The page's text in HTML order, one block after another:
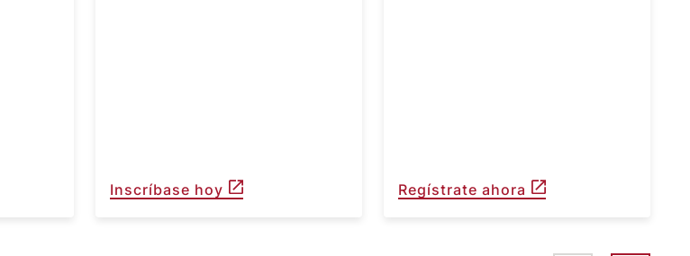
Inscríbase hoy Regístrate ahora